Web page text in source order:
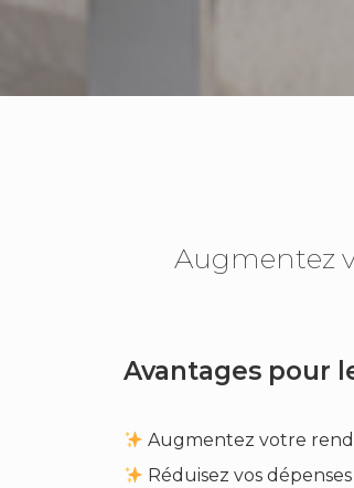
Augmentez
Avantages pour
Augmentez votre
Réduisez vos